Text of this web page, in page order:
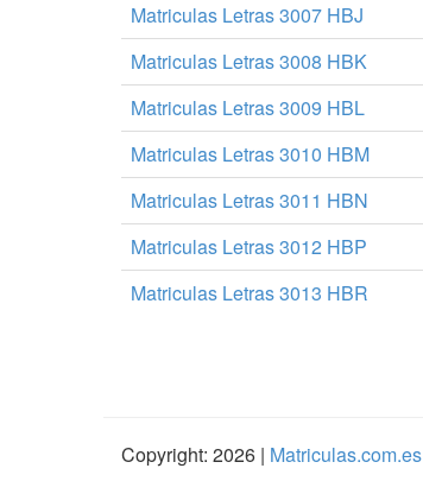
Matriculas Letras 3007 HBJ
Matriculas Letras 3008 HBK
Matriculas Letras 3009 HBL
Matriculas Letras 3010 HBM
Matriculas Letras 3011 HBN
Matriculas Letras 3012 HBP
Matriculas Letras 3013 HBR
Copyright: 2026 | Matriculas.com.es